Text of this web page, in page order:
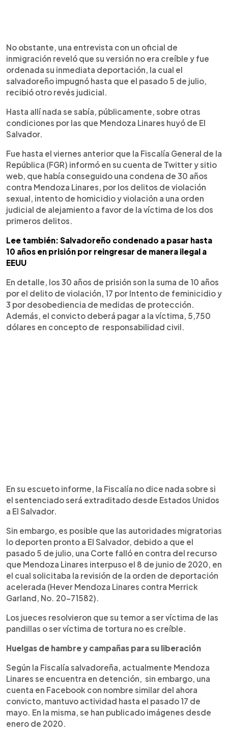
No obstante, una entrevista con un oficial de
inmigración reveló que su versión no era creíble y fue
ordenada su inmediata deportación, la cual el
salvadoreño impugnó hasta que el pasado 5 de julio,
recibió otro revés judicial.
Hasta allí nada se sabía, públicamente, sobre otras
condiciones por las que Mendoza Linares huyó de El
Salvador.
Fue hasta el viernes anterior que la Fiscalía General de la
República (FGR) informó en su cuenta de Twitter y sitio
web, que había conseguido una condena de 30 años
contra Mendoza Linares, por los delitos de violación
sexual, intento de homicidio y violación a una orden
judicial de alejamiento a favor de la víctima de los dos
primeros delitos.
Lee también: Salvadoreño condenado a pasar hasta
10 años en prisión por reingresar de manera ilegal a
EEUU
En detalle, los 30 años de prisión son la suma de 10 años
por el delito de violación, 17 por Intento de feminicidio y
3 por desobediencia de medidas de protección.
Además, el convicto deberá pagar a la víctima, 5,750
dólares en concepto de responsabilidad civil.
En su escueto informe, la Fiscalía no dice nada sobre si
el sentenciado será extraditado desde Estados Unidos
a El Salvador.
Sin embargo, es posible que las autoridades migratorias
lo deporten pronto a El Salvador, debido a que el
pasado 5 de julio, una Corte falló en contra del recurso
que Mendoza Linares interpuso el 8 de junio de 2020, en
el cual solicitaba la revisión de la orden de deportación
acelerada (Hever Mendoza Linares contra Merrick
Garland, No. 20-71582).
Los jueces resolvieron que su temor a ser víctima de las
pandillas o ser víctima de tortura no es creíble.
Huelgas de hambre y campañas para su liberación
Según la Fiscalía salvadoreña, actualmente Mendoza
Linares se encuentra en detención, sin embargo, una
cuenta en Facebook con nombre similar del ahora
convicto, mantuvo actividad hasta el pasado 17 de
mayo. En la misma, se han publicado imágenes desde
enero de 2020.